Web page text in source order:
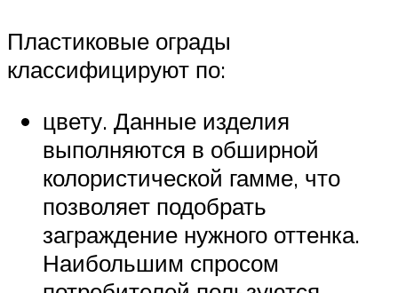
Пластиковые ограды
классифицируют по:
цвету. Данные изделия
выполняются в обширной
колористической гамме, что
позволяет подобрать
заграждение нужного оттенка.
Наибольшим спросом